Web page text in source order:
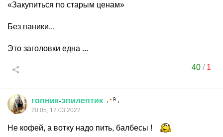
«Закупиться по старым ценам»
Без паники...
Это заголовки една ...
40 / 1
гопник-эпилептик
20:05, 12.03.2022
Не кофей, а вотку надо пить, балбесы !